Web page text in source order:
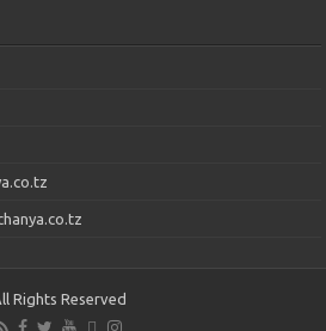
Rights Reserved